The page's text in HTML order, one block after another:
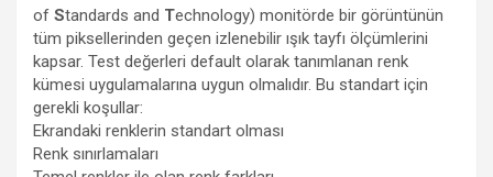
of Standards and Technology) monitörde bir görüntünün
tüm piksellerinden geçen izlenebilir ışık tayfı ölçümlerini
kapsar. Test değerleri default olarak tanımlanan renk
kümesi uygulamalarına uygun olmalıdır. Bu standart için
gerekli koşullar:
Ekrandaki renklerin standart olması
Renk sınırlamaları